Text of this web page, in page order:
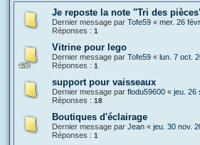
Je reposte la note "Tri des
Dernier message par Tofe59 « mer. 26
Réponses : 1
Vitrine pour lego
Dernier message par Tofe59 « lun. 7 oct.
Réponses : 1
support pour vaisseaux
Dernier message par flodu59600 « jeu. 26
Réponses : 18
Boutiques d'éclairage
Dernier message par Jean « jeu. 30 nov.
Réponses : 1